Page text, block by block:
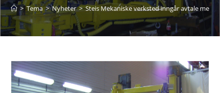
> Tema > Nyheter > Steis Mekaniske verksted inngår avtale med